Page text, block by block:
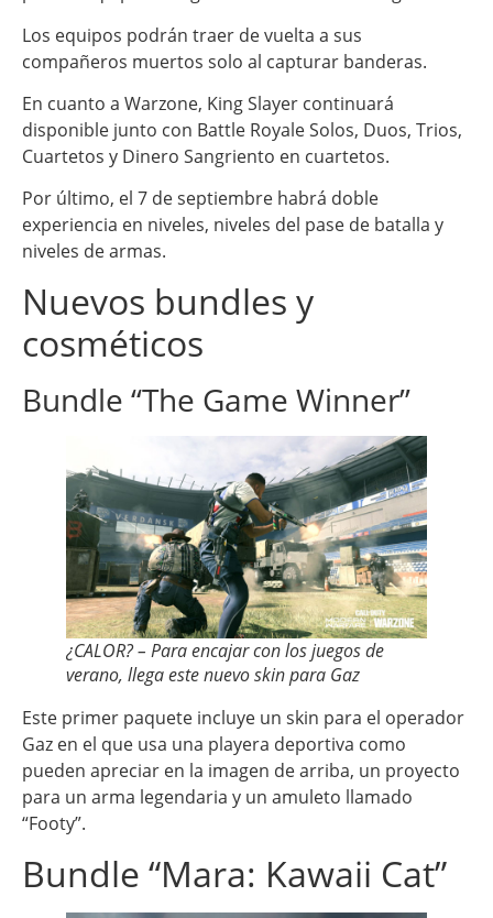
Los equipos podrán traer de vuelta a sus
compañeros muertos solo al capturar banderas.
En cuanto a Warzone, King Slayer continuará
disponible junto con Battle Royale Solos, Duos, Trios,
Cuartetos y Dinero Sangriento en cuartetos.
Por último, el 7 de septiembre habrá doble
experiencia en niveles, niveles del pase de batalla y
niveles de armas.
Nuevos bundles y
cosméticos
Bundle “The Game Winner”
¿CALOR? – Para encajar con los juegos de
verano, llega este nuevo skin para Gaz
Este primer paquete incluye un skin para el operador
Gaz en el que usa una playera deportiva como
pueden apreciar en la imagen de arriba, un proyecto
para un arma legendaria y un amuleto llamado
“Footy”.
Bundle “Mara: Kawaii Cat”